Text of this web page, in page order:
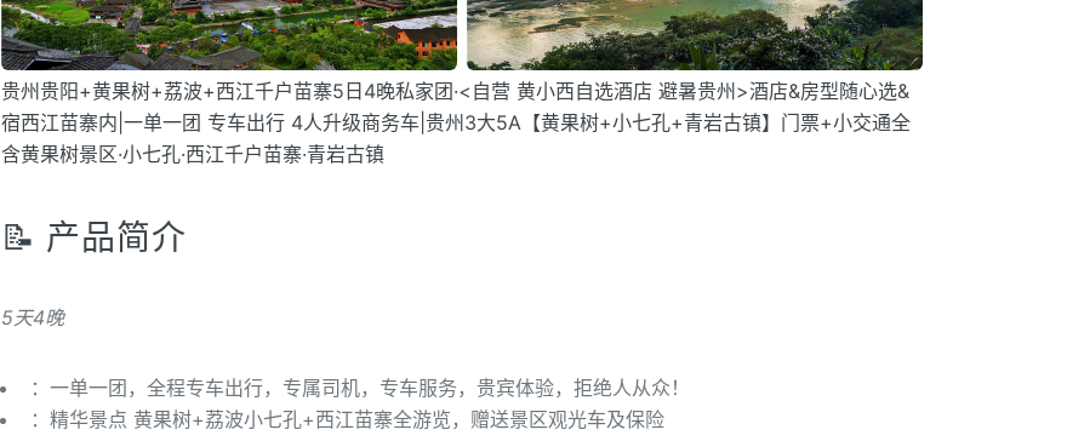
贵州贵阳+黄果树+荔波+西江千户苗寨5日4晚私家团·<自营 黄小西自选酒店 避暑贵州>酒店&房型随心选&
宿西江苗寨内|一单一团 专车出行 4人升级商务车|贵州3大5A【黄果树+小七孔+青岩古镇】门票+小交通全
含黄果树景区·小七孔·西江千户苗寨·青岩古镇
📝 产品简介
5天4晚
：一单一团，全程专车出行，专属司机，专车服务，贵宾体验，拒绝人从众！
：精华景点 黄果树+荔波小七孔+西江苗寨全游览，赠送景区观光车及保险